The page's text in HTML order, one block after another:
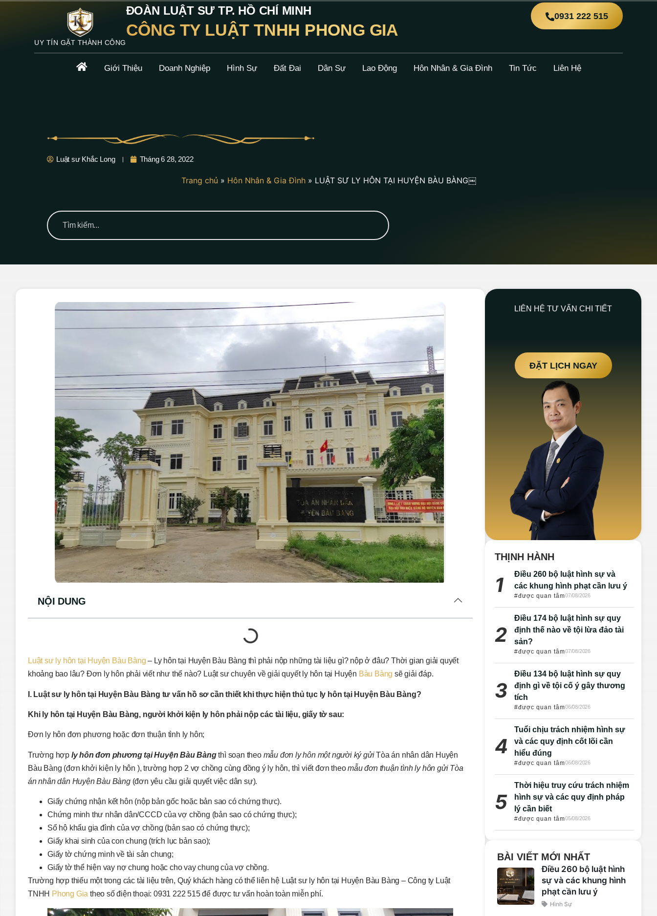
UY TÍN GẶT THÀNH CÔNG
ĐOÀN LUẬT SƯ TP. HỒ CHÍ MINH
CÔNG TY LUẬT TNHH PHONG GIA
0931 222 515
Giới Thiệu Doanh Nghiệp Hình Sự Đất Đai Dân Sự Lao Động Hôn Nhân & Gia Đình Tin Tức Liên Hệ
Luật sư Khắc Long Tháng 6 28, 2022
Trang chủ » Hôn Nhân & Gia Đình» LUẬT SƯ LY HÔN TẠI HUYỆN BÀU BÀNG￼
NỘI DUNG
Luật sư ly hôn tại Huyện Bàu Bàng – Ly hôn tại Huyện Bàu Bàng thì phải nộp những tài liệu gì? nộp ở đâu? Thời gian giải quyết
khoảng bao lâu? Đơn ly hôn phải viết như thế nào? Luật sư chuyên về giải quyết ly hôn tại Huyện Bàu Bàng sẽ giải đáp.
I. Luậtsư ly hôn tại Huyện Bàu Bàng tư vấn hồ sơ cần thiết khi thực hiện thủ tục ly hôn tại Huyện Bàu Bàng?
Khi ly hôn tại Huyện Bàu Bàng, người khởikiện ly hôn phải nộp các tài liệu, giấy tờ sau:
Đơn ly hôn đơn phương hoặc đơn thuận tình ly hôn;
Trường hợp ly hôn đơn phương tại Huyện Bàu Bàngthì soạn theo mẫu đơn ly hôn một người ký gửiTòa án nhân dân Huyện
Bàu Bàng (đơn khởi kiện ly hôn ), trường hợp 2 vợ chồng cùng đồng ý ly hôn, thì viết đơn theomẫu đơn thuận tình ly hôn gửi Tòa
ánnhân dân Huyện Bàu Bàng(đơn yêu cầu giải quyết việc dân sự).
Giấy chứng nhận kết hôn (nộp bản gốc hoặc bản sao có chứng thực).
Chứng minh thư nhân dân/CCCD của vợ chồng (bản sao có chứng thực);
Sổ hộ khẩu gia đình của vợ chồng (bản sao có chứng thực);
Giấy khai sinh của con chung (trích lục bản sao);
Giấy tờ chứng minh về tài sản chung;
Giấy tờ thể hiện vay nợ chung hoặc cho vay chung của vợ chồng.
Trường hợp thiếu một trong các tài liệu trên, Quý khách hàng có thể liên hệ Luật sư ly hôn tại Huyện Bàu Bàng – Công ty Luật
TNHH Phong Gia theo số điện thoại: 0931 222 515 để được tư vấn hoàn toàn miễn phí.
LIÊN HỆ TƯ VẤN CHI TIẾT
ĐẶT LỊCH NGAY
THỊNH HÀNH
Điều 260 bộ luật hình sự và
các khung hình phạt cần lưu ý
#được quan tâm07/08/2026
Điều 174 bộ luật hình sự quy
định thế nào về tội lừa đảo tài
sản?
#được quan tâm07/08/2026
Điều 134 bộ luật hình sự quy
định gì về tội cố ý gây thương
tích
#được quan tâm06/08/2026
Tuổi chịu trách nhiệm hình sự
và các quy định cốt lõi cần
hiểu đúng
#được quan tâm06/08/2026
Thời hiệu truy cứu trách nhiệm
hình sự và các quy định pháp
lý cần biết
#được quan tâm05/08/2026
BÀI VIẾT MỚI NHẤT
Điều 260 bộ luật hình
sự và các khung hình
phạt cần lưu ý
Hình Sự